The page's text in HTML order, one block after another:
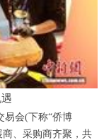
易会(下称“侨博
、采购商齐聚，共